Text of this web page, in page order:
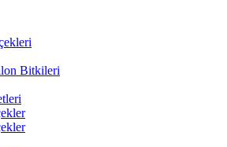
Bitkileri